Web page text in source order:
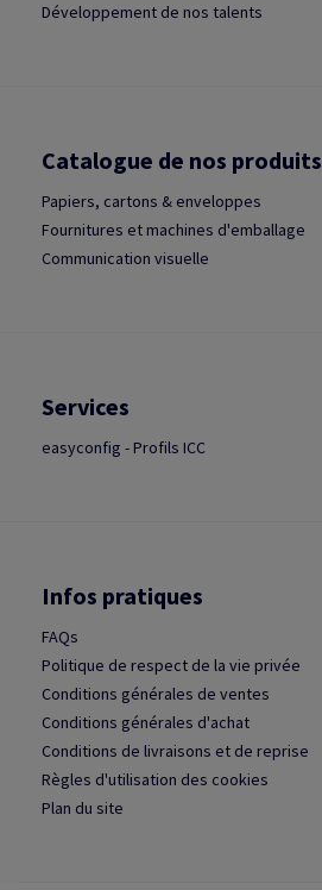
Développement de nos talents
Catalogue de nos produits
Papiers, cartons & enveloppes
Fournitures et machines d'emballage
Communication visuelle
Services
easyconfig - Profils ICC
Infos pratiques
FAQs
Politique de respect de la vie privée
Conditions générales de ventes
Conditions générales d'achat
Conditions de livraisons et de reprise
Règles d'utilisation des cookies
Plan du site